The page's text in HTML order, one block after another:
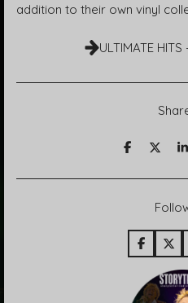
addition to their own vinyl
ULTIMATE
T
i
T
i
e
n
T
i
n
F
a
e
b
X